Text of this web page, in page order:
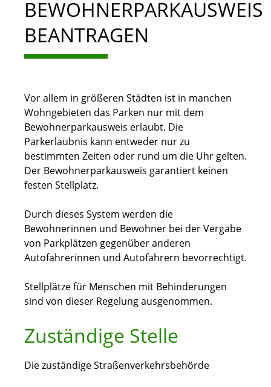
BEWOHNERPARKAUSWEIS
BEANTRAGEN
Vor allem in größeren Städten ist in manchen
Wohngebieten das Parken nur mit dem
Bewohnerparkausweis erlaubt. Die
Parkerlaubnis kann entweder nur zu
bestimmten Zeiten oder rund um die Uhr gelten.
Der Bewohnerparkausweis garantiert keinen
festen Stellplatz.
Durch dieses System werden die
Bewohnerinnen und Bewohner bei der Vergabe
von Parkplätzen gegenüber anderen
Autofahrerinnen und Autofahrern bevorrechtigt.
Stellplätze für Menschen mit Behinderungen
sind von dieser Regelung ausgenommen.
Zuständige Stelle
Die zuständige Straßenverkehrsbehörde